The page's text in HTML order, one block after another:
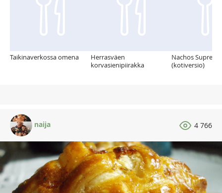
Taikinaverkossa omena
Herrasväen
korvasienipiirakka
Nachos
(kotiversio)
naija 4 766